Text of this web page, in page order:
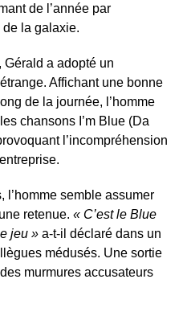
de l’année par
de la galaxie.
a adopté un
Affichant une bonne
de la journée, l’homme
chansons I’m Blue (Da
l’incompréhension
l’homme semble assumer
retenue. « C’est le Blue
jeu »a-t-il déclaré dans un
médusés. Une sortie
murmures accusateurs